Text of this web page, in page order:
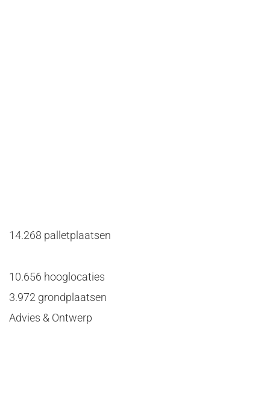
14.268 palletplaatsen
10.656 hooglocaties
3.972 grondplaatsen
Advies & Ontwerp